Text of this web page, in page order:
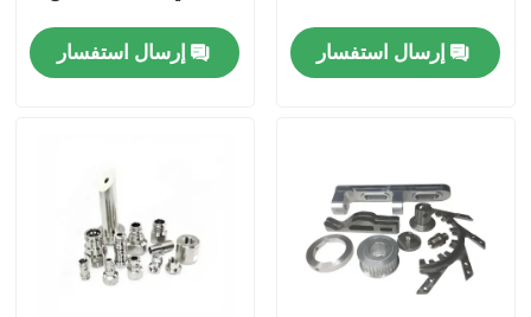
اتصل بنا
قطع غيار الآلات باستخدام الحاسب الآلي
إرسال استفسار إرسال استفسار